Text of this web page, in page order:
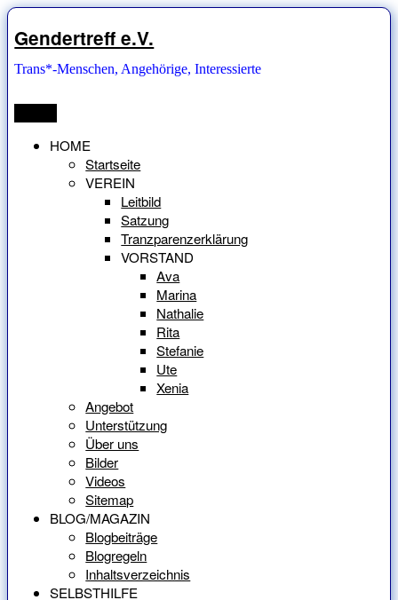
Zum
Inhalt
springen
Gendertreff e.V.
Trans*-Menschen, Angehörige, Interessierte
HOME
Startseite
VEREIN
Leitbild
Satzung
Tranzparenzerklärung
VORSTAND
Ava
Marina
Nathalie
Rita
Stefanie
Ute
Xenia
Angebot
Unterstützung
Über uns
Bilder
Videos
Sitemap
BLOG/MAGAZIN
Blogbeiträge
Blogregeln
Inhaltsverzeichnis
SELBSTHILFE